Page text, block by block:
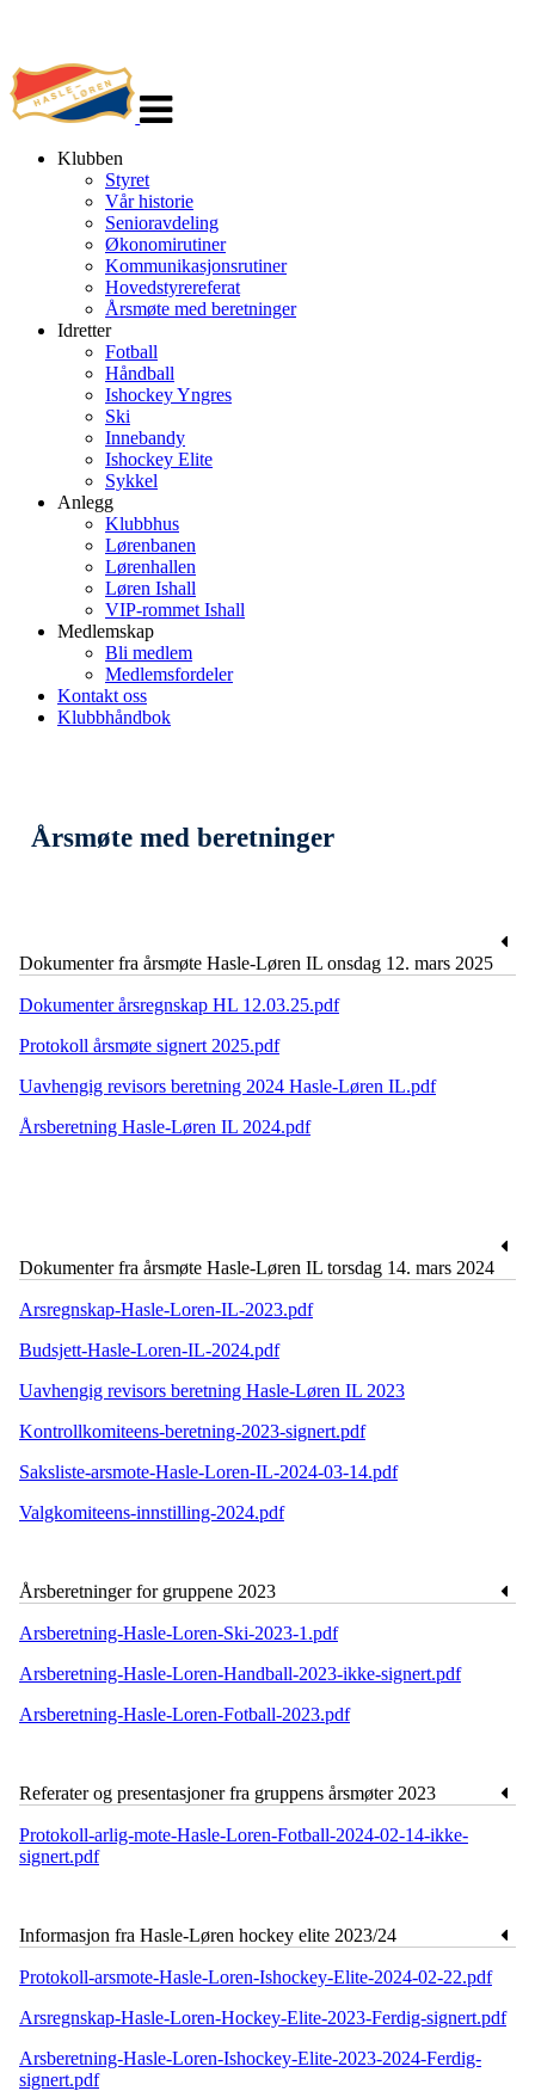
navigasjon
Klubben
Styret
Vår historie
Senioravdeling
Økonomirutiner
Kommunikasjonsrutiner
Hovedstyrereferat
Årsmøte med beretninger
Idretter
Fotball
Håndball
Ishockey Yngres
Ski
Innebandy
Ishockey Elite
Sykkel
Anlegg
Klubbhus
Lørenbanen
Lørenhallen
Løren Ishall
VIP-rommet Ishall
Medlemskap
Bli medlem
Medlemsfordeler
Kontakt oss
Klubbhåndbok
Årsmøte med beretninger
Dokumenter fra årsmøte Hasle-Løren IL onsdag 12. mars 2025
Dokumenter årsregnskap HL 12.03.25.pdf
Protokoll årsmøte signert 2025.pdf
Uavhengig revisors beretning 2024 Hasle-Løren IL.pdf
Årsberetning Hasle-Løren IL 2024.pdf
Dokumenter fra årsmøte Hasle-Løren IL torsdag 14. mars 2024
Arsregnskap-Hasle-Loren-IL-2023.pdf
Budsjett-Hasle-Loren-IL-2024.pdf
Uavhengig revisors beretning Hasle-Løren IL 2023
Kontrollkomiteens-beretning-2023-signert.pdf
Saksliste-arsmote-Hasle-Loren-IL-2024-03-14.pdf
Valgkomiteens-innstilling-2024.pdf
Årsberetninger for gruppene 2023
Arsberetning-Hasle-Loren-Ski-2023-1.pdf
Arsberetning-Hasle-Loren-Handball-2023-ikke-signert.pdf
Arsberetning-Hasle-Loren-Fotball-2023.pdf
Referater og presentasjoner fra gruppens årsmøter 2023
Protokoll-arlig-mote-Hasle-Loren-Fotball-2024-02-14-ikke-
signert.pdf
Informasjon fra Hasle-Løren hockey elite 2023/24
Protokoll-arsmote-Hasle-Loren-Ishockey-Elite-2024-02-22.pdf
Arsregnskap-Hasle-Loren-Hockey-Elite-2023-Ferdig-signert.pdf
Arsberetning-Hasle-Loren-Ishockey-Elite-2023-2024-Ferdig-
signert.pdf